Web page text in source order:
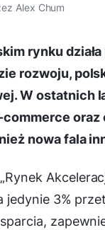
Alex Chum
rynku
rozwoju,
W ostatnich
oraz
nowa fala
jedynie 3%